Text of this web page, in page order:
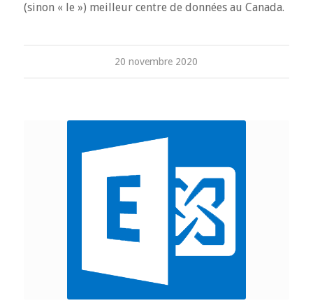
(sinon « le ») meilleur centre de données au Canada.
20 novembre 2020